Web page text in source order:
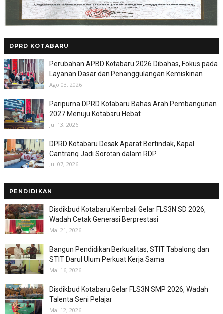
DPRD KOTABARU
Perubahan APBD Kotabaru 2026 Dibahas, Fokus pada
Layanan Dasar dan Penanggulangan Kemiskinan
Ago 03, 2026
Paripurna DPRD Kotabaru Bahas Arah Pembangunan
2027 Menuju Kotabaru Hebat
Jul 13, 2026
DPRD Kotabaru Desak Aparat Bertindak, Kapal
Cantrang Jadi Sorotan dalam RDP
Jul 07, 2026
PENDIDIKAN
Disdikbud Kotabaru Kembali Gelar FLS3N SD 2026,
Wadah Cetak Generasi Berprestasi
Mai 21, 2026
Bangun Pendidikan Berkualitas, STIT Tabalong dan
STIT Darul Ulum Perkuat Kerja Sama
Mai 16, 2026
Disdikbud Kotabaru Gelar FLS3N SMP 2026, Wadah
Talenta Seni Pelajar
Mai 12, 2026